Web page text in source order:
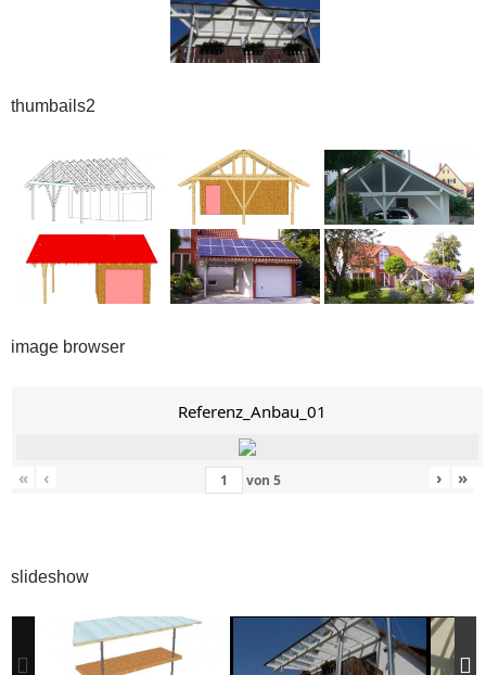
thumbails2
image browser
Referenz_Anbau_01
« ‹ von 5 › »
slideshow